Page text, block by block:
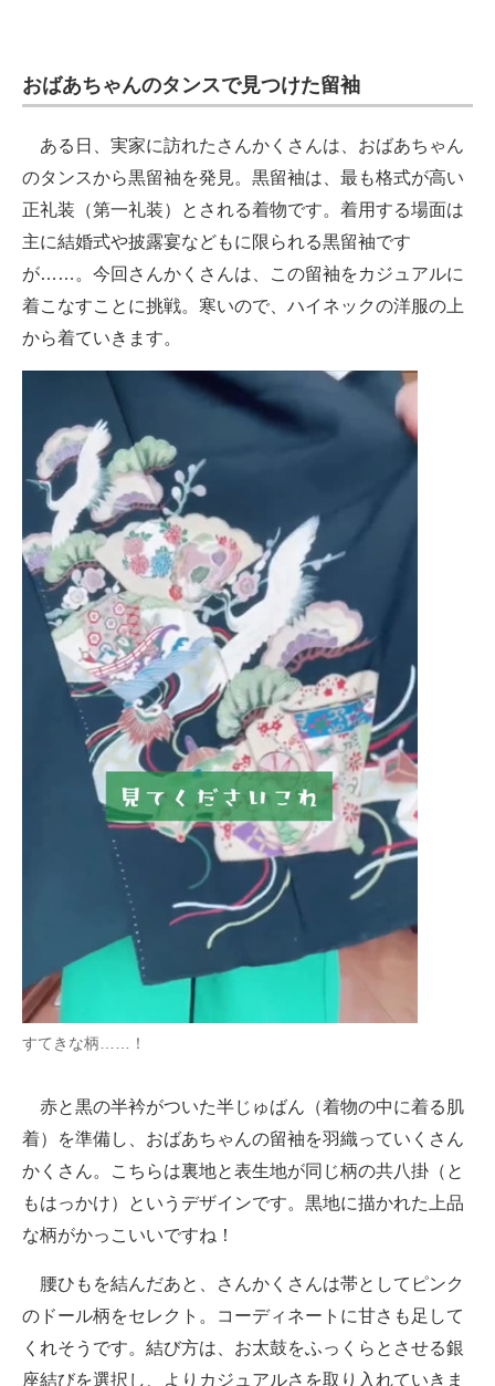
おばあちゃんのタンスで見つけた留袖
ある日、実家に訪れたさんかくさんは、おばあちゃん
のタンスから黒留袖を発見。黒留袖は、最も格式が高い
正礼装（第一礼装）とされる着物です。着用する場面は
主に結婚式や披露宴などもに限られる黒留袖です
が……。今回さんかくさんは、この留袖をカジュアルに
着こなすことに挑戦。寒いので、ハイネックの洋服の上
から着ていきます。
すてきな柄……！
赤と黒の半衿がついた半じゅばん（着物の中に着る肌
着）を準備し、おばあちゃんの留袖を羽織っていくさん
かくさん。こちらは裏地と表生地が同じ柄の共八掛（と
もはっかけ）というデザインです。黒地に描かれた上品
な柄がかっこいいですね！
腰ひもを結んだあと、さんかくさんは帯としてピンク
のドール柄をセレクト。コーディネートに甘さも足して
くれそうです。結び方は、お太鼓をふっくらとさせる銀
座結びを選択し、よりカジュアルさを取り入れていきま